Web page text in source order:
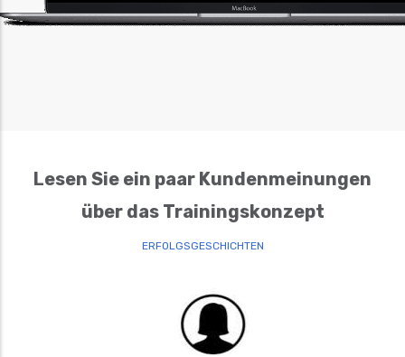
Lesen Sie ein paar Kundenmeinungen
über das Trainingskonzept
ERFOLGSGESCHICHTEN